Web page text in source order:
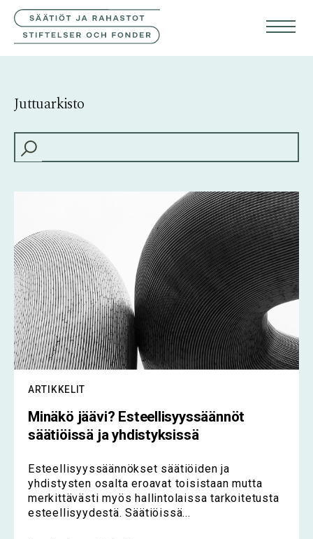
SVE
ENG
Juttuarkisto
HAKU:
ARTIKKELIT
Minäkö jäävi? Esteellisyyssäännöt
säätiöissä ja yhdistyksissä
Esteellisyyssäännökset säätiöiden ja
yhdistysten osalta eroavat toisistaan mutta
merkittävästi myös hallintolaissa tarkoitetusta
esteellisyydestä. Säätiöissä...